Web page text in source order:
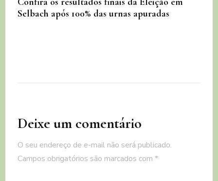
Selbach após 100% das urnas apuradas
Deixe um comentário
O seu endereço de e-mail não será publicado.
Campos obrigatórios são marcados com*